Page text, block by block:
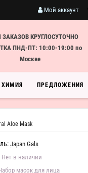
Мой аккаунт
ЗАКАЗОВ КРУГЛОСУТОЧНО
ПНД-ПТ: 10:00-19:00 по
Москве
ПРЕДЛОЖЕНИЯ
Aloe Mask
Japan Gals
Нет в наличии
масок для лица